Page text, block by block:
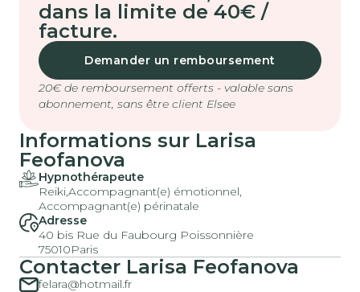
dans la limite de 40€ /
facture.
Demander un remboursement
20€ de remboursement offerts - valable sans
abonnement, sans être client Elsee
Informations sur Larisa
Feofanova
Hypnothérapeute
Reiki,Accompagnant(e) émotionnel,
Accompagnant(e) périnatale
Adresse
40 bis Rue du Faubourg Poissonnière
75010Paris
Contacter Larisa Feofanova
felara@hotmail.fr